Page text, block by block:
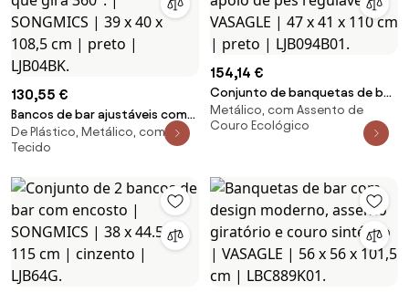
marrom rústico e preto
LBC026B01V1
130,55 €
Bancos de bar ajustáveis com
encosto em coroa que gira
360°. | SONGMICS | 39 x 40 x
De Plástico, Metálico, com
Tecido
154,14 €
Conjunto de banquetas de bar
com encosto e apoio de pés
reguláveis. | VASAGLE | 47 x 41 x
Metálico, com Assento de
Couro Ecológico